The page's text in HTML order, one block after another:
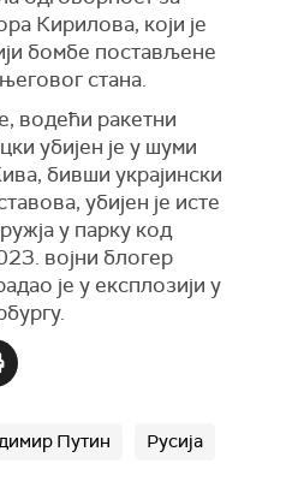
Кирилова, који је
бомбе постављене
стана.
водећи ракетни
убијен је у шуми
бивши украјински
убијен је исте
у парку код
војни блогер
је у експлозији у
Путин Русија